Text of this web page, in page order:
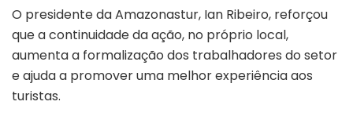
O presidente da Amazonastur, Ian Ribeiro, reforçou
que a continuidade da ação, no próprio local,
aumenta a formalização dos trabalhadores do setor
e ajuda a promover uma melhor experiência aos
turistas.